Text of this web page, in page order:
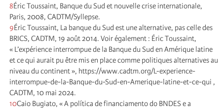
8Éric Toussaint, Banque du Sud et nouvelle crise internationale,
Paris, 2008, CADTM/Syllepse.
9Éric Toussaint, La banque du Sud est une alternative, pas celle des
BRICS, CADTM, 19 août 2014. Voir également : Éric Toussaint,
« L’expérience interrompue de la Banque du Sud en Amérique latine
et ce qui aurait pu être mis en place comme politiques alternatives au
niveau du continent », https://www.cadtm.org/L-experience-
interrompue-de-la-Banque-du-Sud-en-Amerique-latine-et-ce-qui ,
CADTM, 10 mai 2024.
10Caio Bugiato, « A política de financiamento do BNDES e a